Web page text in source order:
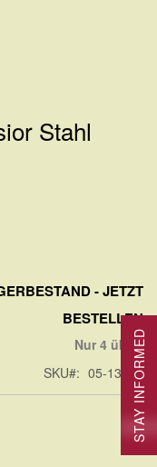
Stahl
- JETZT
BESTELLEN
Nur 4 übrig
SKU
05-13060
STAY INFORMED